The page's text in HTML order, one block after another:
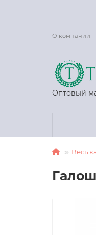
О компании
Оптовый
Весь